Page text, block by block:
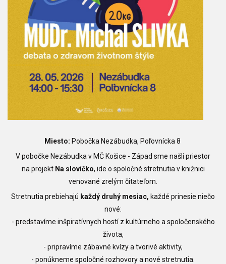
Miesto: Pobočka Nezábudka, Poľovnícka 8
V pobočke Nezábudka v MČ Košice - Západ sme našli priestor
na projekt Na slovíčko, ide o spoločné stretnutia v knižnici
venované zrelým čitateľom.
Stretnutia prebiehajú každý druhý mesiac, každé prinesie niečo
nové:
- predstavíme inšpiratívnych hostí z kultúrneho a spoločenského
života,
- pripravíme zábavné kvízy a tvorivé aktivity,
- ponúkneme spoločné rozhovory a nové stretnutia.